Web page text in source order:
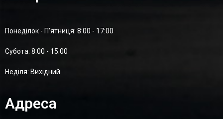
Понеділок - П'ятниця: 8:00 - 17:00
Суботa: 8:00 - 15:00
Неділя: Вихідний
Адреса